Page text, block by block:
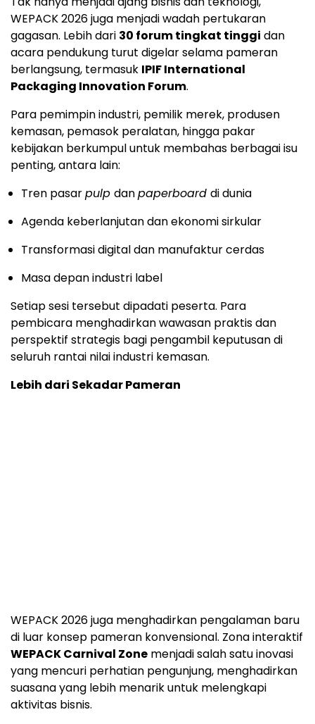
WEPACK 2026 juga menjadi wadah pertukaran
gagasan. Lebih dari 30 forum tingkat tinggi dan
acara pendukung turut digelar selama pameran
berlangsung, termasuk IPIF International
Packaging Innovation Forum.
Para pemimpin industri, pemilik merek, produsen
kemasan, pemasok peralatan, hingga pakar
kebijakan berkumpul untuk membahas berbagai isu
penting, antara lain:
Tren pasarpulp danpaperboard di dunia
Agenda keberlanjutan dan ekonomi sirkular
Transformasi digital dan manufaktur cerdas
Masa depan industri label
Setiap sesi tersebut dipadati peserta. Para
pembicara menghadirkan wawasan praktis dan
perspektif strategis bagi pengambil keputusan di
seluruh rantai nilai industri kemasan.
Lebih dari Sekadar Pameran
WEPACK 2026 juga menghadirkan pengalaman baru
di luar konsep pameran konvensional. Zona interaktif
WEPACK Carnival Zone menjadi salah satu inovasi
yang mencuri perhatian pengunjung, menghadirkan
suasana yang lebih menarik untuk melengkapi
aktivitas bisnis.